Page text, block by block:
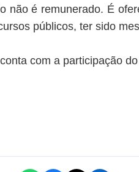
não é remunerado. É
públicos, ter sido
com a participação